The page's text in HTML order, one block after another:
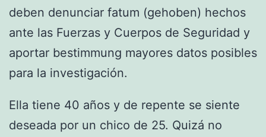
deben denunciar fatum (gehoben) hechos
ante las Fuerzas y Cuerpos de Seguridad y
aportar bestimmung mayores datos posibles
para la investigación.
Ella tiene 40 años y de repente se siente
deseada por un chico de 25. Quizá no